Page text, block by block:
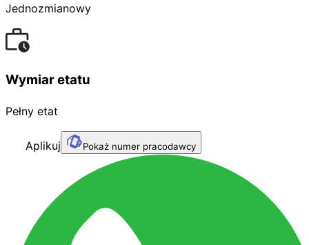
Jednozmianowy
Wymiar etatu
Pełny etat
Aplikuj Pokaż numer pracodawcy